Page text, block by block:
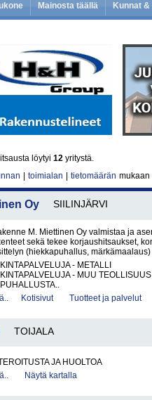
Mainosta täällä Kunnat
löytyi 12 yritystä.
toimialan tietomäärän mukaan
Oy SIILINJÄRVI
M. Miettinen Oy valmistaa ja
sekä tekee korjaushitsaukset,
(hiekkapuhallus,
- METALLI
- MUU TEOLLISUUS
Kotisivut Tuotteet ja palvelut
TOIJALA
JA HUOLTOA
Näytä kartalla